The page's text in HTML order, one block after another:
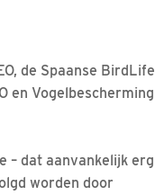
de Spaanse BirdLife
en Vogelbescherming
– dat aanvankelijk erg
worden door